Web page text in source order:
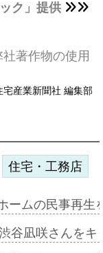
ック」提供
社著作物の使用
産業新聞社 編集部
住宅・工務店
ームの民事再
谷凪咲さんを